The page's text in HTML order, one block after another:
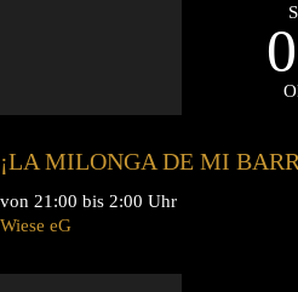
¡LA MILONGA DE MI
von 21:00 bis 2:00 Uhr
Wiese eG